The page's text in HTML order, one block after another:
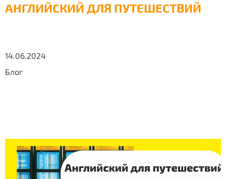
АНГЛИЙСКИЙ ДЛЯ ПУТЕШЕСТВИЙ
14.06.2024
Блог